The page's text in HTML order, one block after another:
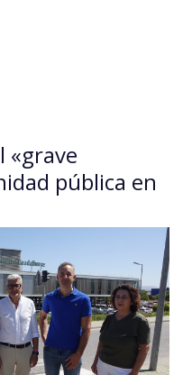
«grave
pública en